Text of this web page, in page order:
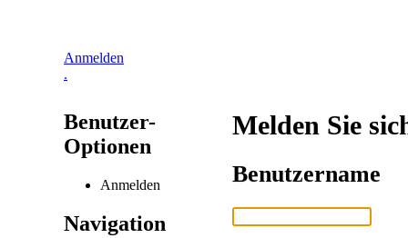
Anmelden
.
Benutzer-
Optionen
Anmelden
Navigation
Melden Sie
Benutzername